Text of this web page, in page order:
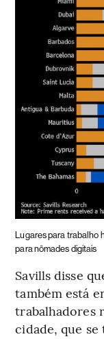
Lugares para trabalho
para nômades digitais
Savills disse
também está
trabalhadores
cidade, que